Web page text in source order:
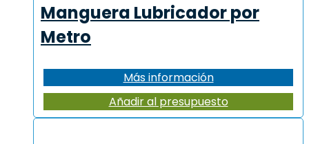
Manguera Lubricador por
Metro
Más información
Añadir al presupuesto